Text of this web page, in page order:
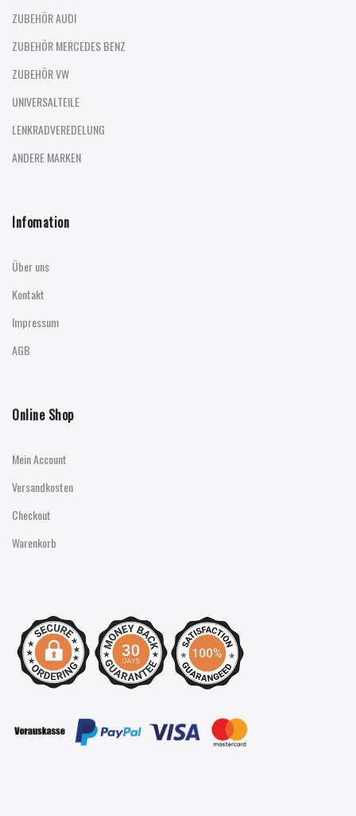
ZUBEHÖR AUDI
ZUBEHÖR MERCEDES BENZ
ZUBEHÖR VW
UNIVERSALTEILE
LENKRADVEREDELUNG
ANDERE MARKEN
Infomation
Über uns
Kontakt
Impressum
AGB
Online Shop
Mein Account
Versandkosten
Checkout
Warenkorb